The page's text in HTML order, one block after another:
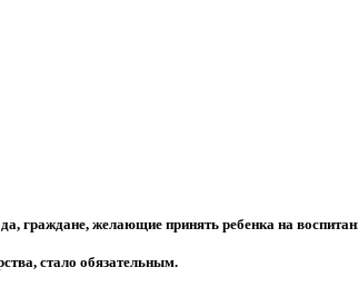
желающие принять ребенка на
стало обязательным.